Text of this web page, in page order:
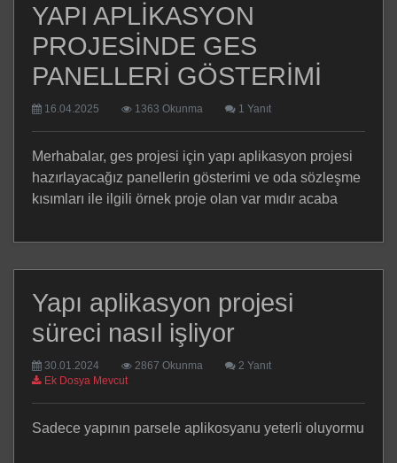
YAPI APLİKASYON
PROJESİNDE GES
PANELLERİ GÖSTERİMİ
16.04.2025 1363 Okunma 1 Yanıt
Merhabalar, ges projesi için yapı aplikasyon projesi
hazırlayacağız panellerin gösterimi ve oda sözleşme
kısımları ile ilgili örnek proje olan var mıdır acaba
Yapı aplikasyon projesi
süreci nasıl işliyor
30.01.2024 2867 Okunma
2 Yanıt
Ek Dosya Mevcut
Sadece yapının parsele aplikosyanu yeterli oluyormu